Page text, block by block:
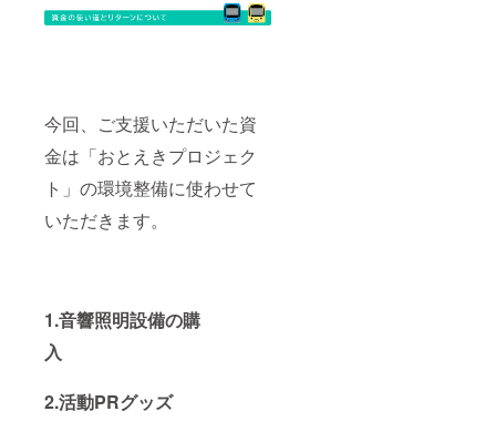
今回、ご支援いただいた資
金は「おとえきプロジェク
ト」の環境整備に使わせて
いただきます。
1.音響照明設備の購
入
2.活動PRグッズ